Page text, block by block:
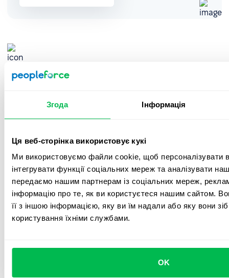
Згода Інформація
Ця веб-сторінка використовує кукі
Ми використовуємо файли cookie, щоб персоналізувати
інтегрувати функції соціальних мереж та аналізувати
передаємо нашим партнерам із соціальних мереж,
інформацію про те, як ви користуєтеся нашим сайтом.
її з іншою інформацією, яку ви їм надали або яку вони
користування їхніми службами.
OK
Кожен співробітник може бачити каталог учасників команди,
в один клік запросити лікарняний або відпустку.
Гнучке управління відпустками
Більше ніяких таблиць! Налаштуйте типи відпусток і
розрахунок політик вихідних, а також повністю автоматизуйте
систему запитів і затвердження відпусток для зручності.
HR-звітність та аналітика